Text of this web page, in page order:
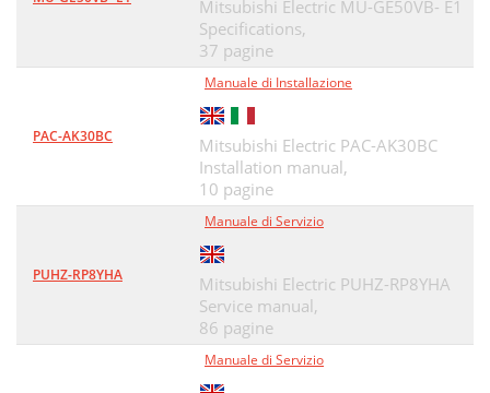
Mitsubishi Electric MU-GE50VB- E1
Specifications,
37 pagine
PAC-AK30BC
Manuale di Installazione
Mitsubishi Electric PAC-AK30BC
Installation manual,
10 pagine
PUHZ-RP8YHA
Manuale di Servizio
Mitsubishi Electric PUHZ-RP8YHA
Service manual,
86 pagine
Manuale di Servizio